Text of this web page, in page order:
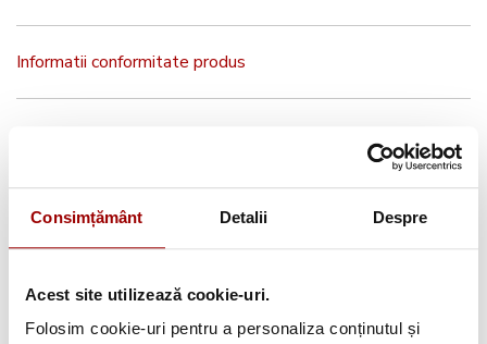
Consimțământ Detalii Despre
Acest site utilizează cookie-uri.
Folosim cookie-uri pentru a personaliza conținutul și
Informatii conformitate produs
Brother